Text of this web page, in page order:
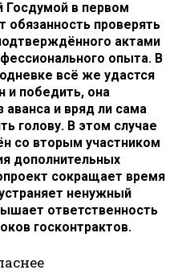
Госдумой в первом
обязанность проверять
актами
опыта. В
всё же удастся
и победить, она
аванса и вряд ли сама
голову. В этом случае
со вторым участником
дополнительных
сокращает время
ненужный
ответственность
госконтрактов.